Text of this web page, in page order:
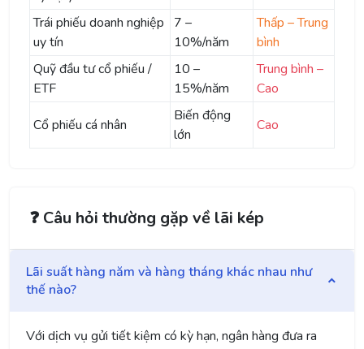
Trái phiếu doanh nghiệp
uy tín
7 –
10%/năm
Thấp – Trung
bình
Quỹ đầu tư cổ phiếu /
ETF
10 –
15%/năm
Trung bình –
Cao
Cổ phiếu cá nhân
Biến động
lớn
Cao
❓ Câu hỏi thường gặp về lãi kép
Lãi suất hàng năm và hàng tháng khác nhau như
thế nào?
Với dịch vụ gửi tiết kiệm có kỳ hạn, ngân hàng đưa ra